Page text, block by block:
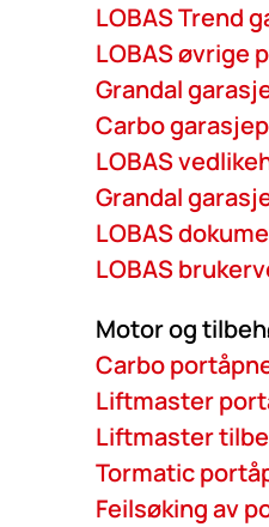
LOBAS Trend
LOBAS øvrige
Grandal
Carbo
LOBAS
Grandal
LOBAS
LOBAS
Motor og
Carbo
Liftmaster
Liftmaster
Tormatic
Feilsøking av